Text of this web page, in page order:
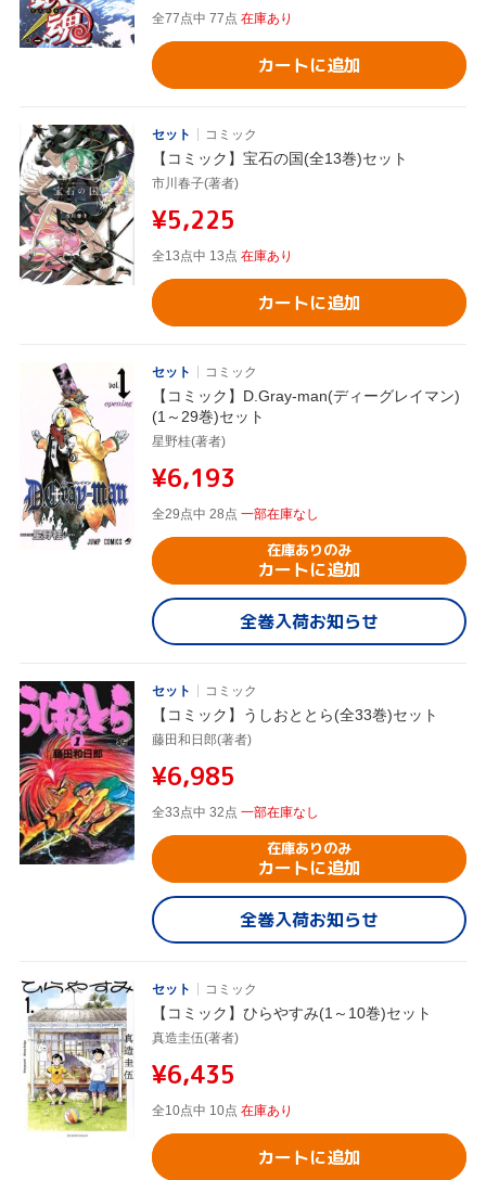
全77点中 77点 在庫あり
カートに追加
セット コミック
【コミック】宝石の国(全13巻)セット
市川春子(著者)
¥5,225
全13点中 13点 在庫あり
カートに追加
セット コミック
【コミック】D.Gray-man(ディーグレイマン)
(1～29巻)セット
星野桂(著者)
¥6,193
全29点中 28点 一部在庫なし
在庫ありのみ
カートに追加
全巻入荷お知らせ
セット コミック
【コミック】うしおととら(全33巻)セット
藤田和日郎(著者)
¥6,985
全33点中 32点 一部在庫なし
在庫ありのみ
カートに追加
全巻入荷お知らせ
セット コミック
【コミック】ひらやすみ(1～10巻)セット
真造圭伍(著者)
¥6,435
全10点中 10点 在庫あり
カートに追加